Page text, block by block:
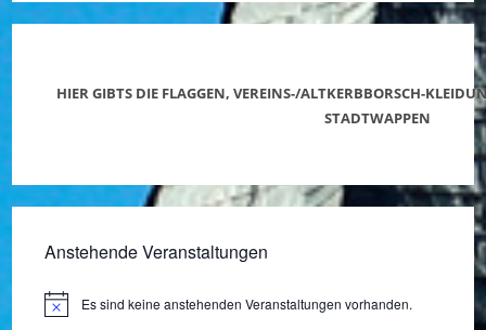
HIER GIBTS DIE FLAGGEN, VEREINS-/ALTKERBBORSCH-
STADTWAPPEN
Anstehende Veranstaltungen
H
Es sind keine anstehenden Veranstaltungen vorhanden.